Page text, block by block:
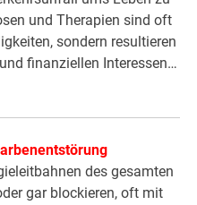
und Therapien sind oft
sondern resultieren
finanziellen Interessen…
des gesamten
gar blockieren, oft mit